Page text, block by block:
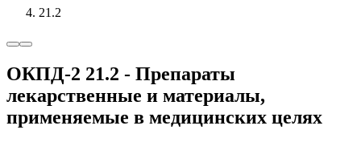
21.2
ОКПД-2 21.2 - Препараты
лекарственные и материалы,
применяемые в медицинских целях